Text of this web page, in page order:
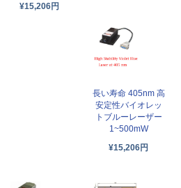
¥15,206円
長い寿命 405nm 高
安定性バイオレッ
トブルーレーザー
1~500mW
¥15,206円